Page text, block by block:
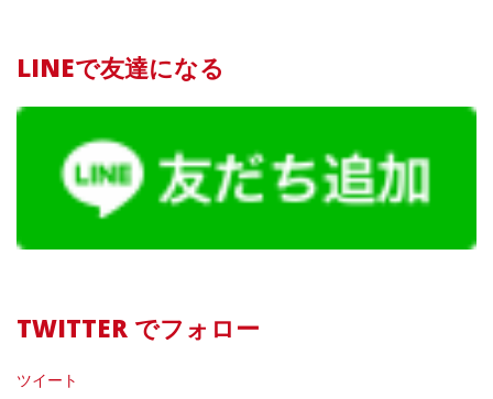
LINEで友達になる
TWITTER でフォロー
ツイート